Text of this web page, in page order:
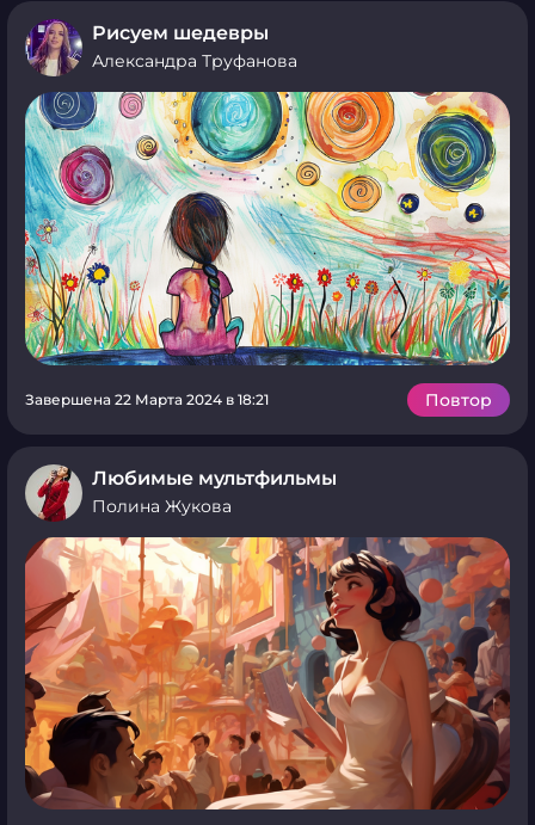
Рисуем шедевры
Александра Труфанова
Завершена 22 Марта 2024 в 18:21 Повтор
Любимые мультфильмы
Полина Жукова